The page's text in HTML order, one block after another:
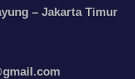
– Jakarta Timur